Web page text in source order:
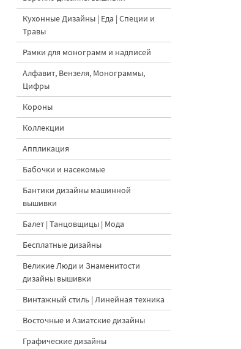
Кухонные Дизайны | Еда | Специи и
Травы
Рамки для монограмм и надписей
Алфавит, Вензеля, Монограммы,
Цифры
Короны
Коллекции
Аппликация
Бабочки и насекомые
Бантики дизайны машинной
вышивки
Балет | Танцовщицы | Мода
Бесплатные дизайны
Великие Люди и Знаменитости
дизайны вышивки
Винтажный стиль | Линейная техника
Восточные и Азиатские дизайны
Графические дизайны